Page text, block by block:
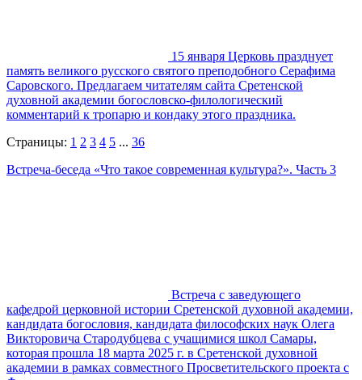
15 января Церковь празднует
память великого русского святого преподобного Серафима
Саровского. Предлагаем читателям сайта Сретенской
духовной академии богословско-филологический
комментарий к тропарю и кондаку этого праздника.
Страницы: 1 2 3 4 5 ... 36
Встреча-беседа «Что такое современная культура?». Часть 3
Встреча с заведующего
кафедрой церковной истории Сретенской духовной академии,
кандидата богословия, кандидата философских наук Олега
Викторовича Стародубцева с учащимися школ Самары,
которая прошла 18 марта 2025 г. в Сретенской духовной
академии в рамках совместного Просветительского проекта с